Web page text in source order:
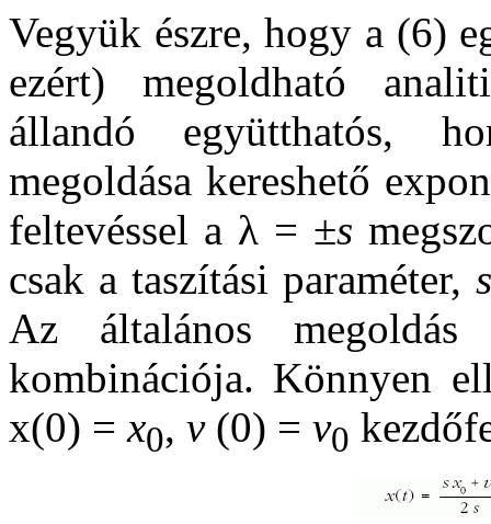
Vegyük észre, hogy a (6)
ezért) megoldható
állandó együtthatós,
megoldása kereshető
feltevéssel a λ = ±s
csak a taszítási paraméter, s
Az általános megoldás
kombinációja. Könnyen
x(0) =x0, v(0) = v0